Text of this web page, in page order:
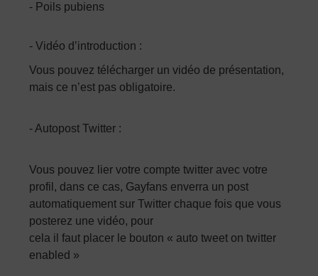
- Poils pubiens
- Vidéo d’introduction :
Vous pouvez télécharger un vidéo de présentation,
mais ce n’est pas obligatoire.
- Autopost Twitter :
Vous pouvez lier votre compte twitter avec votre
profil, dans ce cas, Gayfans enverra un post
automatiquement sur Twitter chaque fois que vous
posterez une vidéo, pour
cela il faut placer le bouton « auto tweet on twitter
enabled »